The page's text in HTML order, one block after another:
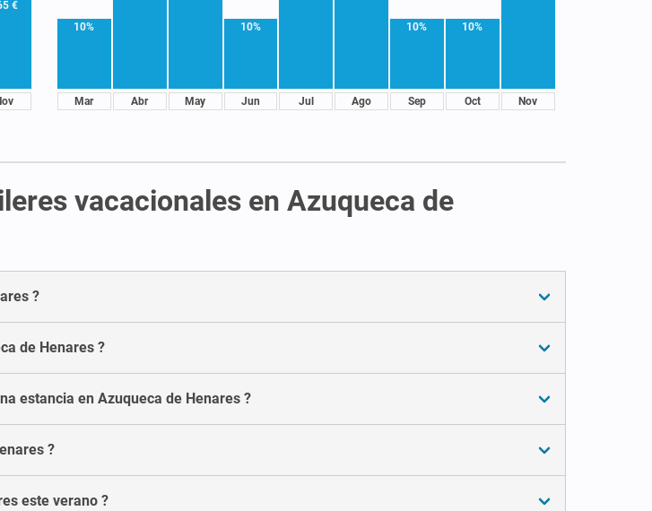
€
10%
Mar Abr May
10%
Jun Jul Ago
10%
Sep
10%
Oct Nov
vacacionales en Azuqueca de
?
de Henares ?
estancia en Azuqueca de Henares ?
?
este verano ?